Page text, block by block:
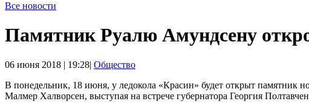
Все новости
Памятник Руалю Амундсену
06 июня 2018 | 19:28| Общество
В понедельник, 18 июня, у ледокола «Красин» будет открыт памятник
Малмер Халворсен, выступая на встрече губернатора Георгия